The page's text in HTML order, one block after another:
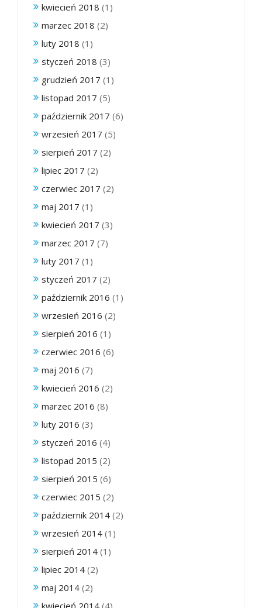
kwiecień 2018 (1)
marzec 2018 (2)
luty 2018 (1)
styczeń 2018 (3)
grudzień 2017 (1)
listopad 2017 (5)
październik 2017 (6)
wrzesień 2017 (5)
sierpień 2017 (2)
lipiec 2017 (2)
czerwiec 2017 (2)
maj 2017 (1)
kwiecień 2017 (3)
marzec 2017 (7)
luty 2017 (1)
styczeń 2017 (2)
październik 2016 (1)
wrzesień 2016 (2)
sierpień 2016 (1)
czerwiec 2016 (6)
maj 2016 (7)
kwiecień 2016 (2)
marzec 2016 (8)
luty 2016 (3)
styczeń 2016 (4)
listopad 2015 (2)
sierpień 2015 (6)
czerwiec 2015 (2)
październik 2014 (2)
wrzesień 2014 (1)
sierpień 2014 (1)
lipiec 2014 (2)
maj 2014 (2)
kwiecień 2014 (4)